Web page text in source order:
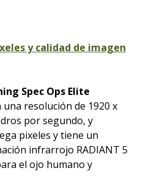
y calidad de imagen
Spec Ops Elite
resolución de 1920 x
por segundo, y
pixeles y tiene un
infrarrojo RADIANT 5
el ojo humano y